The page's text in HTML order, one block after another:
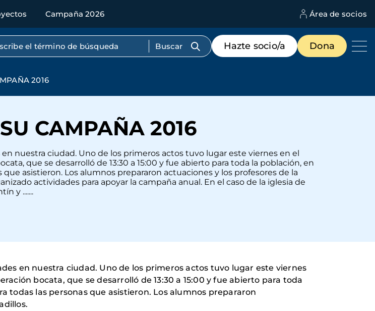
Campaña 2026 Área de socios
por texto completo
Menú
de
destacados
Hazte socio/a Dona
2016
CAMPAÑA 2016
nuestra ciudad. Uno de los primeros actos tuvo lugar este viernes en el
que se desarrolló de 13:30 a 15:00 y fue abierto para toda la población, en
asistieron. Los alumnos prepararon actuaciones y los profesores de la
actividades para apoyar la campaña anual. En el caso de la iglesia de
y .......
en nuestra ciudad. Uno de los primeros actos tuvo lugar este viernes
bocata, que se desarrolló de 13:30 a 15:00 y fue abierto para toda
todas las personas que asistieron. Los alumnos prepararon